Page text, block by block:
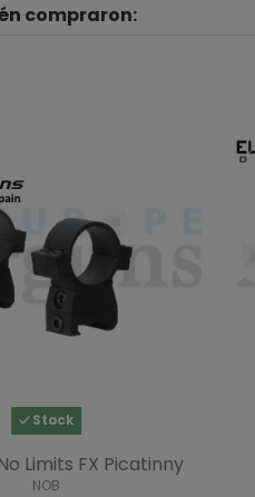
compraron:
Stock
Limits FX Picatinny
NOB